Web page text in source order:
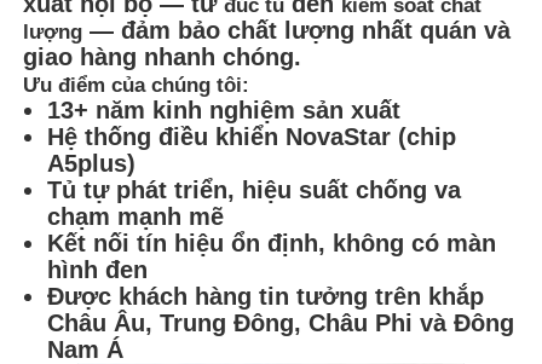
đúc tủ
kiểm soát chất
lượng — đảm bảo chất lượng nhất quán và
giao hàng nhanh chóng.
Ưu điểm của chúng tôi:
13+ năm kinh nghiệm sản xuất
Hệ thống điều khiển NovaStar (chip
A5plus)
Tủ tự phát triển, hiệu suất chống va
chạm mạnh mẽ
Kết nối tín hiệu ổn định, không có màn
hình đen
Được khách hàng tin tưởng trên khắp
Châu Âu, Trung Đông, Châu Phi và Đông
Nam Á